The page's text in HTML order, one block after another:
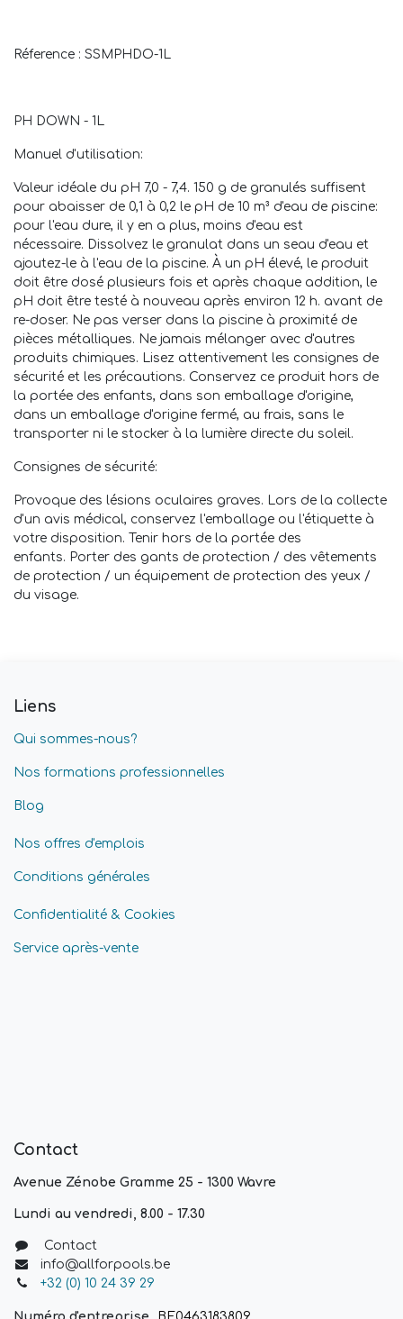
Réference : SSMPHDO-1L
PH DOWN - 1L
Manuel d'utilisation:
Valeur idéale du pH 7,0 - 7,4. 150 g de granulés suffisent
pour abaisser de 0,1 à 0,2 le pH de 10 m³ d'eau de piscine:
pour l'eau dure, il y en a plus, moins d'eau est
nécessaire. Dissolvez le granulat dans un seau d'eau et
ajoutez-le à l'eau de la piscine. À un pH élevé, le produit
doit être dosé plusieurs fois et après chaque addition, le
pH doit être testé à nouveau après environ 12 h. avant de
re-doser. Ne pas verser dans la piscine à proximité de
pièces métalliques. Ne jamais mélanger avec d'autres
produits chimiques. Lisez attentivement les consignes de
sécurité et les précautions. Conservez ce produit hors de
la portée des enfants, dans son emballage d'origine,
dans un emballage d'origine fermé, au frais, sans le
transporter ni le stocker à la lumière directe du soleil.
Consignes de sécurité:
Provoque des lésions oculaires graves. Lors de la collecte
d'un avis médical, conservez l'emballage ou l'étiquette à
votre disposition. Tenir hors de la portée des
enfants. Porter des gants de protection / des vêtements
de protection / un équipement de protection des yeux /
du visage.
Liens
Qui sommes-nous?
Nos formations professionnelles
Blog
Nos offres d'emplois
Conditions générales
Confidentialité & Cookies
Service après-vente
Contact
Avenue Zénobe Gramme 25 - 1300 Wavre
Lundi au vendredi, 8.00 - 17.30
Contact
info@allforpools.be
+32 (0) 10 24 39 29